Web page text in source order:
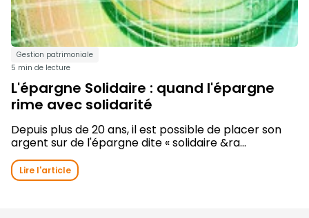
Gestion patrimoniale
5 min de lecture
L'épargne Solidaire : quand l'épargne
rime avec solidarité
Depuis plus de 20 ans, il est possible de placer son
argent sur de l'épargne dite « solidaire &ra...
Lire l'article